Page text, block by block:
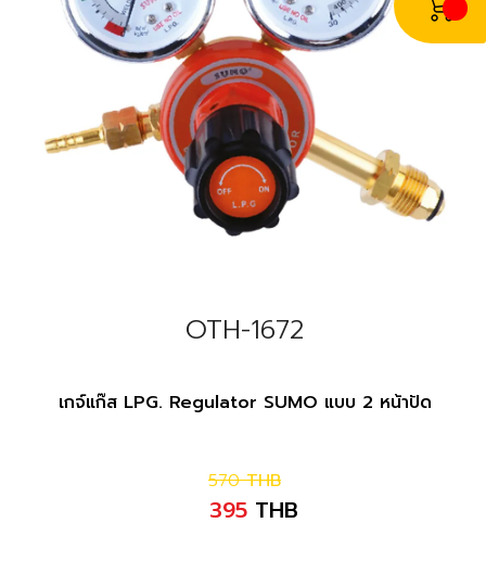
OTH-1672
เกจ์แก๊ส LPG. Regulator SUMO แบบ 2 หน้าปัด
570 THB
395 THB